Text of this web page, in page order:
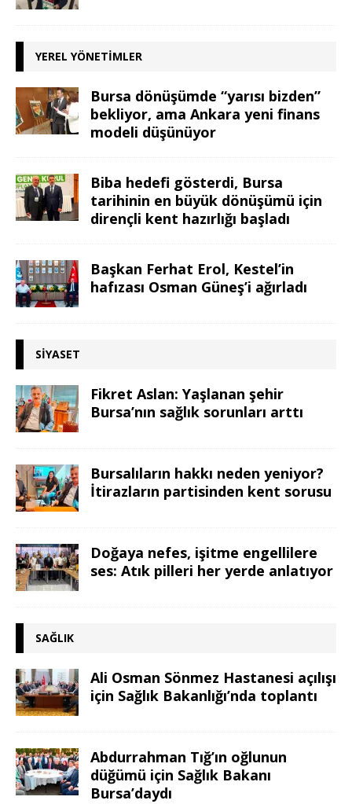
YEREL YÖNETIMLER
Bursa dönüşümde “yarısı bizden”
bekliyor, ama Ankara yeni finans
modeli düşünüyor
Biba hedefi gösterdi, Bursa
tarihinin en büyük dönüşümü için
dirençli kent hazırlığı başladı
Başkan Ferhat Erol, Kestel’in
hafızası Osman Güneş’i ağırladı
SIYASET
Fikret Aslan: Yaşlanan şehir
Bursa’nın sağlık sorunları arttı
Bursalıların hakkı neden yeniyor?
İtirazların partisinden kent sorusu
Doğaya nefes, işitme engellilere
ses: Atık pilleri her yerde anlatıyor
SAĞLIK
Ali Osman Sönmez Hastanesi açılışı
için Sağlık Bakanlığı’nda toplantı
Abdurrahman Tığ’ın oğlunun
düğümü için Sağlık Bakanı
Bursa’daydı